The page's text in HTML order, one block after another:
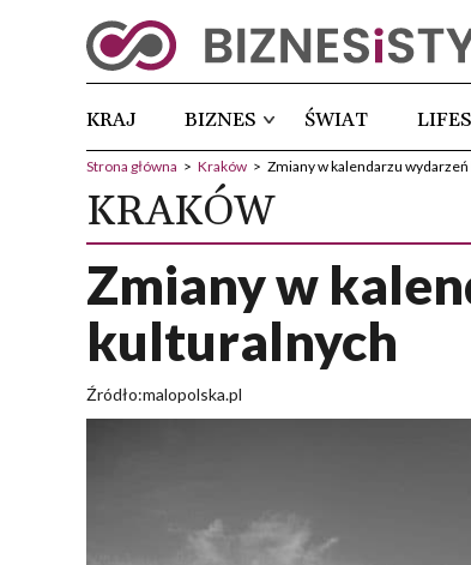
KRAJ BIZNES ŚWIAT
Strona główna > Kraków > Zmiany w kalendarzu
KRAKÓW
Zmiany w
kulturalnych
Źródło:malopolska.pl